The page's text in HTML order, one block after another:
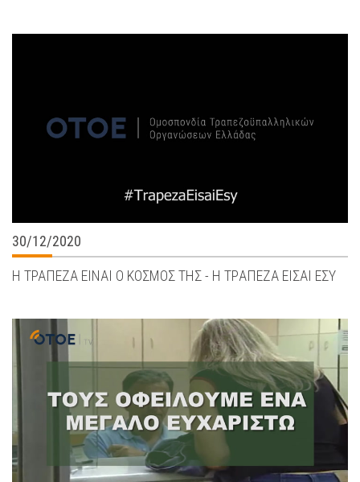
30/12/2020
Η ΤΡΑΠΕΖΑ ΕΙΝΑΙ Ο ΚΟΣΜΟΣ ΤΗΣ - Η ΤΡAΠΕΖΑ ΕΙΣΑΙ ΕΣΥ